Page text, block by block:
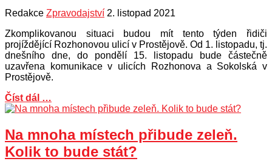
Redakce Zpravodajství 2. listopad 2021
Zkomplikovanou situaci budou mít tento týden řidiči
projíždějící Rozhonovou ulicí v Prostějově. Od 1. listopadu, tj.
dnešního dne, do pondělí 15. listopadu bude částečně
uzavřena komunikace v ulicích Rozhonova a Sokolská v
Prostějově.
Číst dál …
Na mnoha místech přibude zeleň.
Kolik to bude stát?